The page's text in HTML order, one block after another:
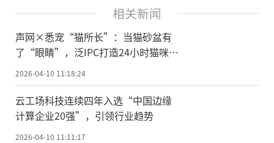
相关新闻
声网×悉宠“猫所长”：当猫砂盆有
了“眼睛”，泛IPC打造24小时猫咪健
2026-04-10 11:18:24
云工场科技连续四年入选“中国边缘
计算企业20强”，引领行业趋势
2026-04-10 11:11:17